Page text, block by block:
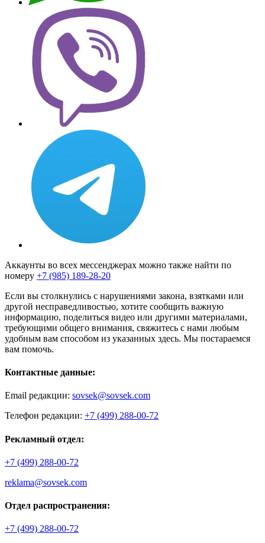
Аккаунты во всех мессенджерах можно также найти по
номеру +7 (985) 189-28-20
Если вы столкнулись с нарушениями закона, взятками или
другой несправедливостью, хотите сообщить важную
информацию, поделиться видео или другими материалами,
требующими общего внимания, свяжитесь с нами любым
удобным вам способом из указанных здесь. Мы постараемся
вам помочь.
Контактные данные:
Email редакции: sovsek@sovsek.com
Телефон редакции: +7 (499) 288-00-72
Рекламный отдел:
+7 (499) 288-00-72
reklama@sovsek.com
Отдел распространения:
+7 (499) 288-00-72